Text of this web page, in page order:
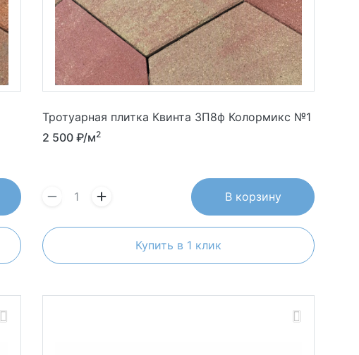
Тротуарная плитка Квинта 3П8ф Колормикс №1
2 500 ₽/м2
В корзину
Купить в 1 клик